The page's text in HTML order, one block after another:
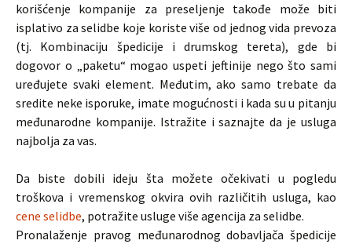
korišćenje kompanije za preseljenje takođe može biti
isplativo za selidbe koje koriste više od jednog vida prevoza
(tj. Kombinaciju špedicije i drumskog tereta), gde bi
dogovor o „paketu“ mogao uspeti jeftinije nego što sami
uređujete svaki element. Međutim, ako samo trebate da
sredite neke isporuke, imate mogućnosti i kada su u pitanju
međunarodne kompanije. Istražite i saznajte da je usluga
najbolja za vas.
Da biste dobili ideju šta možete očekivati u pogledu
troškova i vremenskog okvira ovih različitih usluga, kao
cene selidbe, potražite usluge više agencija za selidbe.
Pronalaženje pravog međunarodnog dobavljača špedicije